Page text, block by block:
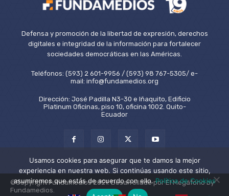
Defensa y promoción de la libertad de expresión, derechos
digitales e integridad de la información para fortalecer
sociedades democráticas en las Américas.
Teléfonos: (593) 2 601-9956 / (593) 98 767-5305/ e-
mail: info@fundamedios.org
Dirección: José Padilla N3-30 e Iñaquito, Edificio
Platinum Oficinas, piso 10, oficina 1002. Quito-
Ecuador
©Copyright Fundamedios 2021. Desarrollado por El Megáfono by
Fundamedios.
Usamos cookies para asegurar que te damos la mejor
experiencia en nuestra web. Si continúas usando este sitio,
asumiremos que estás de acuerdo con ello.Política de Cookies